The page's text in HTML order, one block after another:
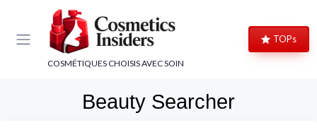
COSMÉTIQUES CHOISIS AVEC SOIN
TOPs
Beauty Searcher
Panneau de gestion des cookies